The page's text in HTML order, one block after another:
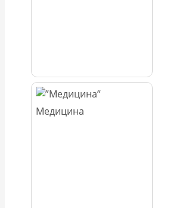
Медицина